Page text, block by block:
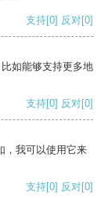
支持[0] 反对[0]
如能够支持更多地
支持[0] 反对[0]
，我可以使用它来
支持[0] 反对[0]